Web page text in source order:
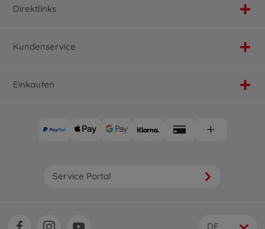
Direktlinks
Kundenservice
Einkaufen
Service Portal
DE